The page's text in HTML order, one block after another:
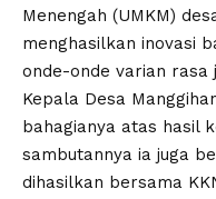
Menengah (UMKM)
menghasilkan inovasi
onde-onde varian rasa
Kepala Desa
bahagianya atas hasil
sambutannya ia juga
dihasilkan bersama